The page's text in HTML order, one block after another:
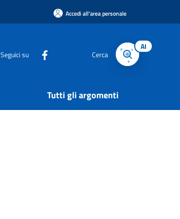
Accedi all'area personale
Seguici su Cerca
AI
Tutti gli argomenti